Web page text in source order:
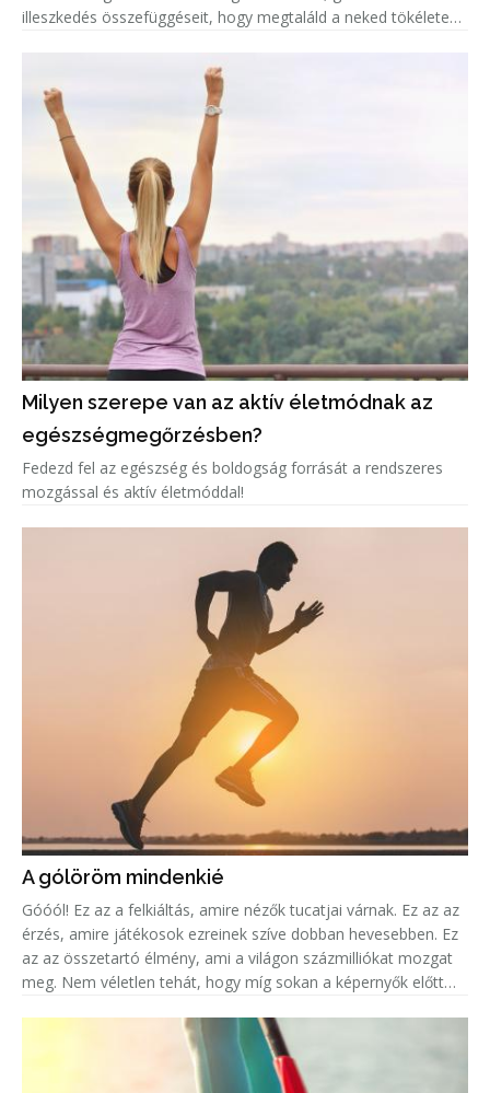
illeszkedés összefüggéseit, hogy megtaláld a neked tökéletes
Milyen szerepe van az aktív életmódnak az
egészségmegőrzésben?
Fedezd fel az egészség és boldogság forrását a rendszeres
mozgással és aktív életmóddal!
A gólöröm mindenkié
Góóól! Ez az a felkiáltás, amire nézők tucatjai várnak. Ez az az
érzés, amire játékosok ezreinek szíve dobban hevesebben. Ez
az az összetartó élmény, ami a világon százmilliókat mozgat
meg. Nem véletlen tehát, hogy míg sokan a képernyők előtt